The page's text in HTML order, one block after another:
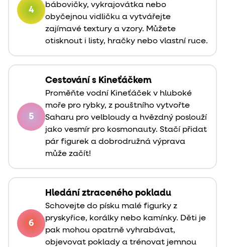
4
bábovičky, vykrajovátka nebo
obyčejnou vidličku a vytvářejte
zajímavé textury a vzory. Můžete
otisknout i listy, hračky nebo vlastní ruce.
5
Cestování s Kineťáčkem
Proměňte vodní Kineťáček v hluboké
moře pro rybky, z pouštního vytvořte
Saharu pro velbloudy a hvězdný poslouží
jako vesmír pro kosmonauty. Stačí přidat
pár figurek a dobrodružná výprava
může začít!
6
Hledání ztraceného pokladu
Schovejte do písku malé figurky z
pryskyřice, korálky nebo kamínky. Děti je
pak mohou opatrně vyhrabávat,
objevovat poklady a trénovat jemnou